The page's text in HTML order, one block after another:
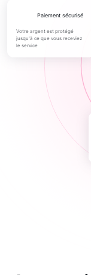
paiement sécurisé
Votre argent est protégé
jusqu'à ce que vous receviez
le service